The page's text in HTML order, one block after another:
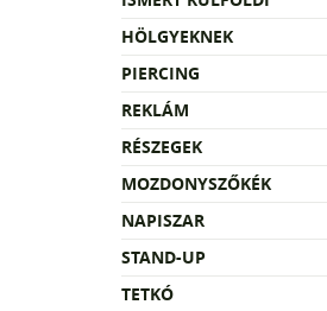
HÖLGYEKNEK
PIERCING
REKLÁM
RÉSZEGEK
MOZDONYSZŐKÉK
NAPISZAR
STAND-UP
TETKÓ